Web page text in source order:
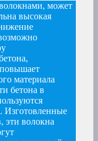
может
высокая
материала
бетона в
Изготовленные
эти волокна